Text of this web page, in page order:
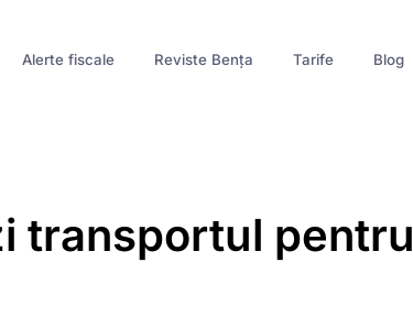
Alerte fiscale Reviste Bența Tarife Blog
transportul pentru